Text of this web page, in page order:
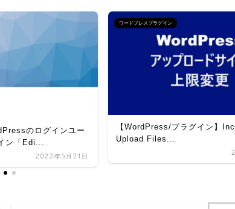
のログインユー
ン「Edi...
2022年5月21日
ワードプレスプラグイン
【WordPress/プラグイン】
Upload Files...